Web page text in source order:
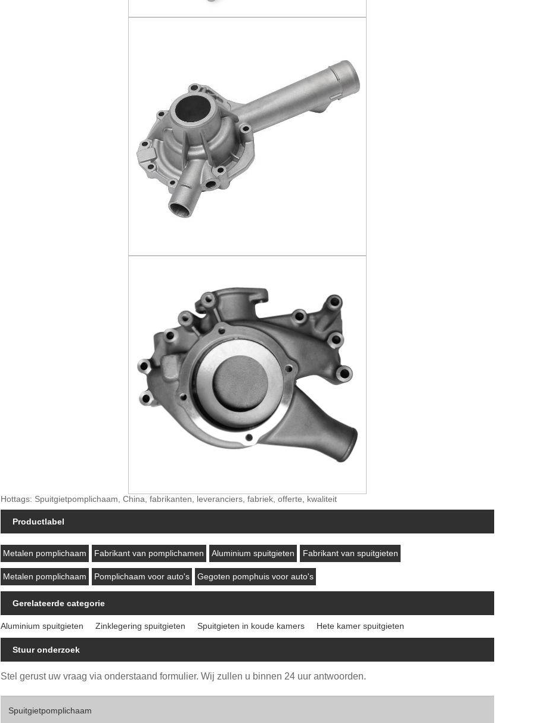
Hottags: Spuitgietpomplichaam, China, fabrikanten, leveranciers, fabriek, offerte, kwaliteit
Productlabel
Metalen pomplichaam Fabrikant van pomplichamen Aluminium spuitgieten Fabrikant van spuitgieten
Metalen pomplichaam Pomplichaam voor auto's Gegoten pomphuis voor auto's
Gerelateerde categorie
Aluminium spuitgieten Zinklegering spuitgieten Spuitgieten in koude kamers Hete kamer spuitgieten
Stuur onderzoek
Stel gerust uw vraag via onderstaand formulier. Wij zullen u binnen 24 uur antwoorden.